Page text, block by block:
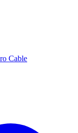
Cable